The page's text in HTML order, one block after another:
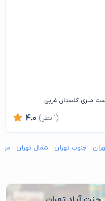
متری گلستان غربی
4.0 (1 نظر)
جنوب تهران شمال تهران